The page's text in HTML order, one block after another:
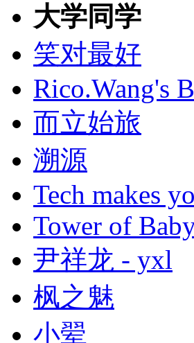
大学同学
笑对最好
Rico.Wang's
而立始旅
溯源
Tech makes
Tower of
尹祥龙 - yxl
枫之魅
小翚